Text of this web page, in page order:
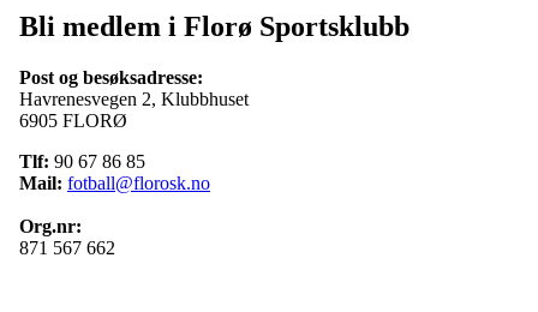
Bli medlem i Florø Sportsklubb
Post og besøksadresse:
Havrenesvegen 2, Klubbhuset
6905 FLORØ
Tlf: 90 67 86 85
Mail: fotball@florosk.no
Org.nr:
871 567 662